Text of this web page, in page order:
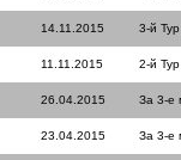
14.11.2015 3-й Тур
11.11.2015 2-й Тур
26.04.2015 За 3-е
23.04.2015 За 3-е